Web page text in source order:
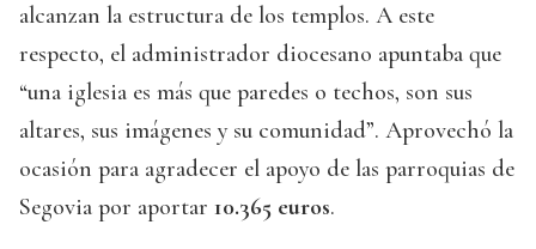
alcanzan la estructura de los templos. A este
respecto, el administrador diocesano apuntaba que
“una iglesia es más que paredes o techos, son sus
altares, sus imágenes y su comunidad”. Aprovechó la
ocasión para agradecer el apoyo de las parroquias de
Segovia por aportar 10.365 euros.